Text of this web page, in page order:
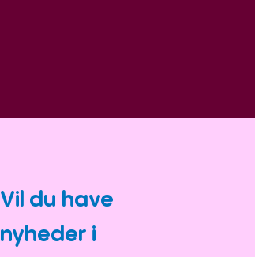
Vil du have
nyheder i